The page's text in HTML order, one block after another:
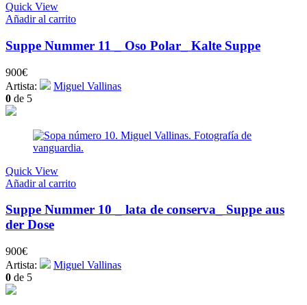
Quick View
Añadir al carrito
Suppe Nummer 11 _ Oso Polar_ Kalte Suppe
900€
Artista:
Miguel Vallinas
0 de 5
Quick View
Añadir al carrito
Suppe Nummer 10 _ lata de conserva_ Suppe aus
der Dose
900€
Artista:
Miguel Vallinas
0 de 5